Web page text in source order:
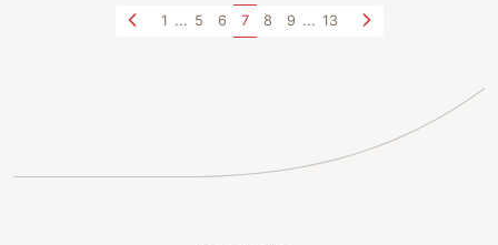
1 ... 5 6 7 8 9 ... 13